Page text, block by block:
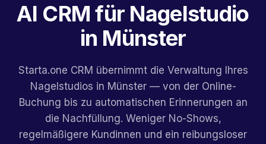
AI CRM für Nagelstudio
in Münster
Starta.one CRM übernimmt die Verwaltung Ihres
Nagelstudios in Münster — von der Online-
Buchung bis zu automatischen Erinnerungen an
die Nachfüllung. Weniger No-Shows,
regelmäßigere Kundinnen und ein reibungsloser